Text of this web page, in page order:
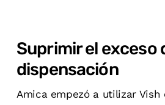
Suprimir el exceso
dispensación
Amica empezó a utilizar Vish